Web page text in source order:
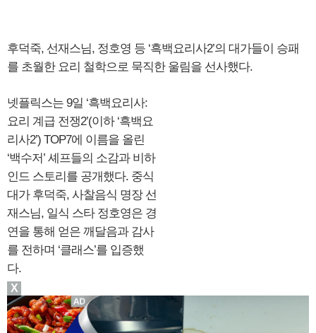
후덕죽, 선재스님, 정호영 등 ‘흑백요리사2’의 대가들이 승패
를 초월한 요리 철학으로 묵직한 울림을 선사했다.
넷플릭스는 9일 ‘흑백요리사:
요리 계급 전쟁2’(이하 ‘흑백요
리사2’) TOP7에 이름을 올린
‘백수저’ 셰프들의 소감과 비하
인드 스토리를 공개했다. 중식
대가 후덕죽, 사찰음식 명장 선
재스님, 일식 스타 정호영은 경
연을 통해 얻은 깨달음과 감사
를 전하며 ‘클래스’를 입증했
다.
X